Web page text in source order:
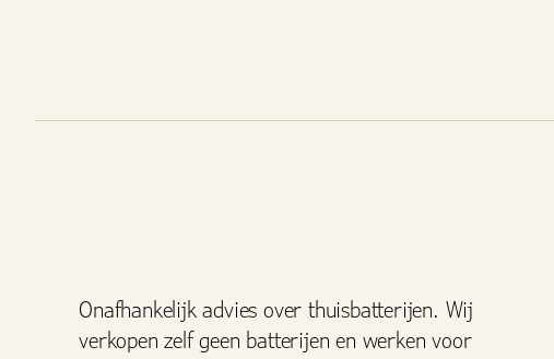
Onafhankelijk advies over thuisbatterijen. Wij
verkopen zelf geen batterijen en werken voor